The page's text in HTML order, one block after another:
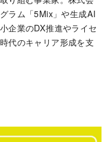
ラム「5Mix」や生成AI
企業のDX推進やライセ
代のキャリア形成を支